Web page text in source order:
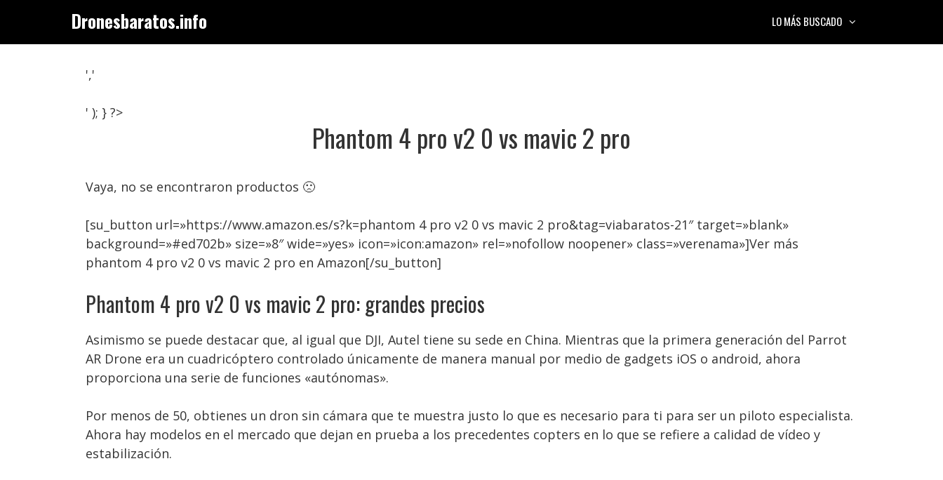
contenido
Dronesbaratos.info LO MÁS BUSCADO
','
' ); } ?>
Phantom 4 pro v2 0 vs mavic 2 pro
Vaya, no se encontraron productos 🙁
[su_button url=»https://www.amazon.es/s?k=phantom 4 pro v2 0 vs mavic 2 pro&tag=viabaratos-21″ target=»blank»
background=»#ed702b» size=»8″ wide=»yes» icon=»icon:amazon» rel=»nofollow noopener» class=»verenama»]Ver más
phantom 4 pro v2 0 vs mavic 2 pro en Amazon[/su_button]
Phantom 4 pro v2 0 vs mavic 2 pro: grandes precios
Asimismo se puede destacar que, al igual que DJI, Autel tiene su sede en China. Mientras que la primera generación del Parrot
AR Drone era un cuadricóptero controlado únicamente de manera manual por medio de gadgets iOS o android, ahora
proporciona una serie de funciones «autónomas».
Por menos de 50, obtienes un dron sin cámara que te muestra justo lo que es necesario para ti para ser un piloto especialista.
Ahora hay modelos en el mercado que dejan en prueba a los precedentes copters en lo que se refiere a calidad de vídeo y
estabilización.